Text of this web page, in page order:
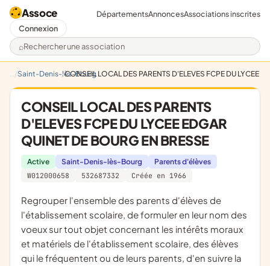
Assoce
Rechercher une association
DépartementsAnnoncesAssociations inscrites
Connexion
Saint-Denis-lès-BourgCONSEIL LOCAL DES PARENTS D'ELEVES FCPE DU LYCEE
CONSEIL LOCAL DES PARENTS
D'ELEVES FCPE DU LYCEE EDGAR
QUINET DE BOURG EN BRESSE
Active Saint-Denis-lès-Bourg
Parents d'élèves
W012000658
532687332 Créée en 1966
regrouper l'ensemble des parents d'élèves de
l'établissement scolaire, de formuler en leur nom des
voeux sur tout objet concernant les intérêts moraux
et matériels de l'établissement scolaire, des élèves
qui le fréquentent ou de leurs parents, d'en suivre la